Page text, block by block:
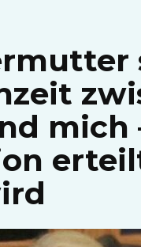
mich